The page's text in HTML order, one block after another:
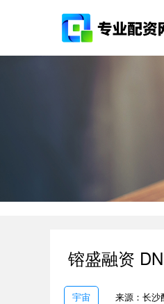
镕盛融资
宇宙 来源：长沙